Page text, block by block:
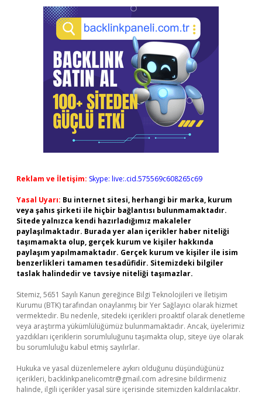
Reklam ve İletişim: Skype: live:.cid.575569c608265c69
Yasal Uyarı: Bu internet sitesi, herhangi bir marka, kurum
veya şahıs şirketi ile hiçbir bağlantısı bulunmamaktadır.
Sitede yalnızca kendi hazırladığımız makaleler
paylaşılmaktadır. Burada yer alan içerikler haber niteliği
taşımamakta olup, gerçek kurum ve kişiler hakkında
paylaşım yapılmamaktadır. Gerçek kurum ve kişiler ile isim
benzerlikleri tamamen tesadüfidir. Sitemizdeki bilgiler
taslak halindedir ve tavsiye niteliği taşımazlar.
Sitemiz, 5651 Sayılı Kanun gereğince Bilgi Teknolojileri ve İletişim
Kurumu (BTK) tarafından onaylanmış bir Yer Sağlayıcı olarak hizmet
vermektedir. Bu nedenle, sitedeki içerikleri proaktif olarak denetleme
veya araştırma yükümlülüğümüz bulunmamaktadır. Ancak, üyelerimiz
yazdıkları içeriklerin sorumluluğunu taşımakta olup, siteye üye olarak
bu sorumluluğu kabul etmiş sayılırlar.
Hukuka ve yasal düzenlemelere aykırı olduğunu düşündüğünüz
içerikleri, backlinkpanelicomtr@gmail.com adresine bildirmeniz
halinde, ilgili içerikler yasal süre içerisinde sitemizden kaldırılacaktır.